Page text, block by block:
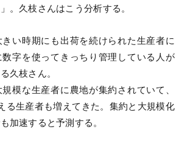
。久枝さんはこう分析する。
い時期にも出荷を続けられた生産者に
字を使ってきっちり管理している人が
久枝さん。
模な生産者に農地が集約されていて、
る生産者も増えてきた。集約と大規模化
加速すると予測する。